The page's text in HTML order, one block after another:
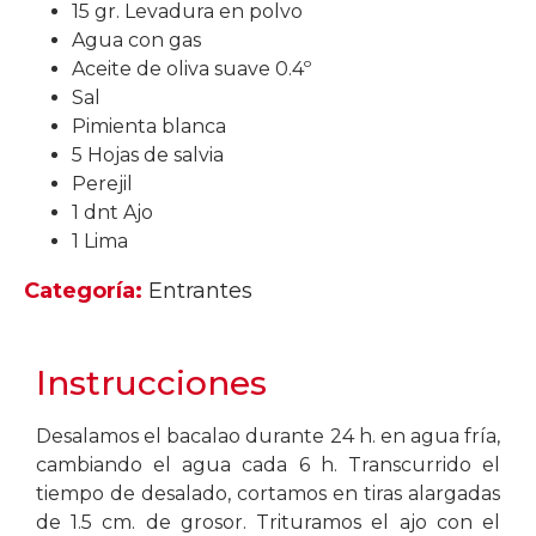
15 gr. Levadura en polvo
Agua con gas
Aceite de oliva suave 0.4º
Sal
Pimienta blanca
5 Hojas de salvia
Perejil
1 dnt Ajo
1 Lima
Categoría: Entrantes
Instrucciones
Desalamos el bacalao durante 24 h. en agua fría,
cambiando el agua cada 6 h. Transcurrido el
tiempo de desalado, cortamos en tiras alargadas
de 1.5 cm. de grosor. Trituramos el ajo con el